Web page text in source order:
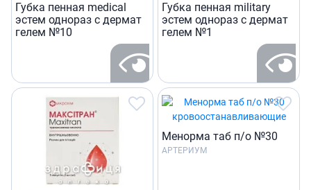
Губка пенная medical
эстем однораз с дермат
гелем №10
Губка пенная military
эстем однораз с дермат
гелем №1
Менорма таб п/о №30
АРТЕРИУМ